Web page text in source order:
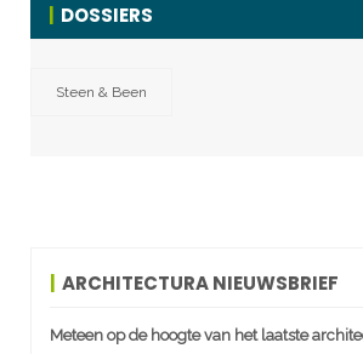
DOSSIERS
Steen & Been
ARCHITECTURA NIEUWSBRIEF
Meteen op de hoogte van het laatste